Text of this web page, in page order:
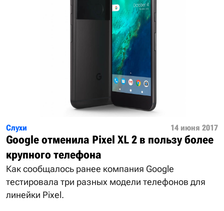
Слухи 14 июня 2017
Google отменила Pixel XL 2 в пользу более
крупного телефона
Как сообщалось ранее компания Google
тестировала три разных модели телефонов для
линейки Pixel.